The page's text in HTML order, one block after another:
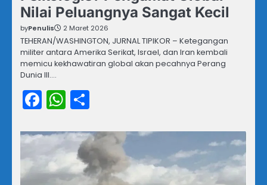
Nilai Peluangnya Sangat Kecil
byPenulis 2 Maret 2026
TEHERAN/WASHINGTON, JURNAL TIPIKOR – Ketegangan
militer antara Amerika Serikat, Israel, dan Iran kembali
memicu kekhawatiran global akan pecahnya Perang
Dunia III.…
Facebook
WhatsApp